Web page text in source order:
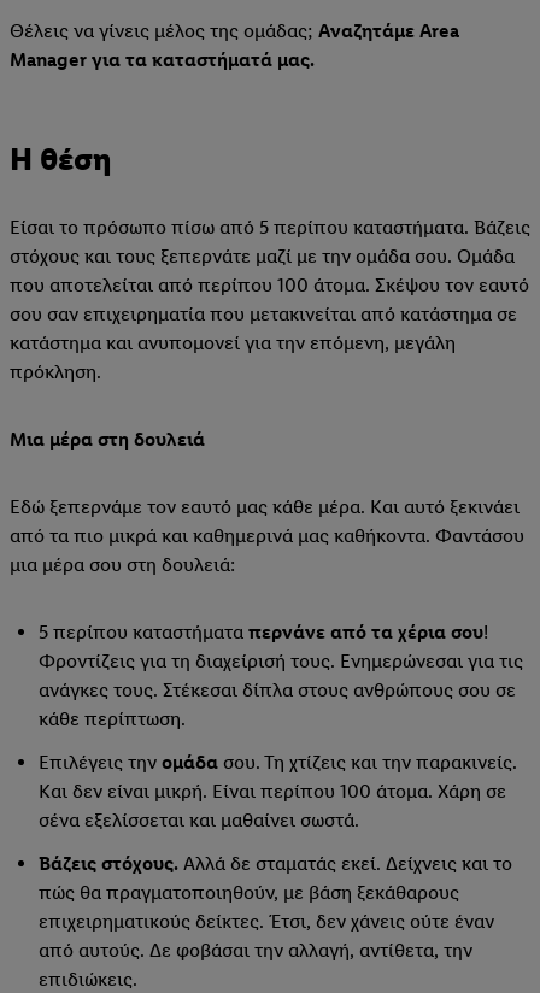
Θέλεις να γίνεις μέλος της ομάδας; Αναζητάμε Area
Manager για τα καταστήματά μας.
Η θέση
Είσαι το πρόσωπο πίσω από 5 περίπου καταστήματα. Βάζεις
στόχους και τους ξεπερνάτε μαζί με την ομάδα σου. Ομάδα
που αποτελείται από περίπου 100 άτομα. Σκέψου τον εαυτό
σου σαν επιχειρηματία που μετακινείται από κατάστημα σε
κατάστημα και ανυπομονεί για την επόμενη, μεγάλη
πρόκληση.
Μια μέρα στη δουλειά
Εδώ ξεπερνάμε τον εαυτό μας κάθε μέρα. Και αυτό ξεκινάει
από τα πιο μικρά και καθημερινά μας καθήκοντα. Φαντάσου
μια μέρα σου στη δουλειά:
5 περίπου καταστήματα περνάνε από τα χέρια σου!
Φροντίζεις για τη διαχείρισή τους. Ενημερώνεσαι για τις
ανάγκες τους. Στέκεσαι δίπλα στους ανθρώπους σου σε
κάθε περίπτωση.
Επιλέγεις την ομάδα σου. Τη χτίζεις και την παρακινείς.
Και δεν είναι μικρή. Είναι περίπου 100 άτομα. Χάρη σε
σένα εξελίσσεται και μαθαίνει σωστά.
Βάζεις στόχους. Αλλά δε σταματάς εκεί. Δείχνεις και το
πώς θα πραγματοποιηθούν, με βάση ξεκάθαρους
επιχειρηματικούς δείκτες. Έτσι, δεν χάνεις ούτε έναν
από αυτούς. Δε φοβάσαι την αλλαγή, αντίθετα, την
επιδιώκεις.